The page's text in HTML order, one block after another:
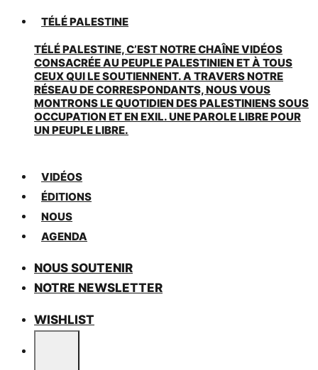
TÉLÉ PALESTINE
TÉLÉ PALESTINE, C’EST NOTRE CHAÎNE VIDÉOS
CONSACRÉE AU PEUPLE PALESTINIEN ET À TOUS
CEUX QUI LE SOUTIENNENT. A TRAVERS NOTRE
RÉSEAU DE CORRESPONDANTS, NOUS VOUS
MONTRONS LE QUOTIDIEN DES PALESTINIENS SOUS
OCCUPATION ET EN EXIL. UNE PAROLE LIBRE POUR
UN PEUPLE LIBRE.
VIDÉOS
ÉDITIONS
NOUS
AGENDA
NOUS SOUTENIR
NOTRE NEWSLETTER
WISHLIST